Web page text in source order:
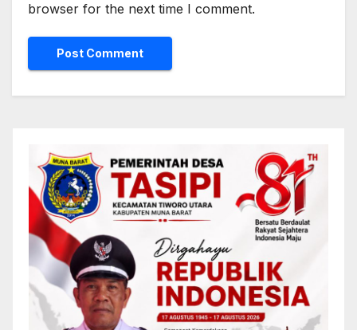
browser for the next time I comment.